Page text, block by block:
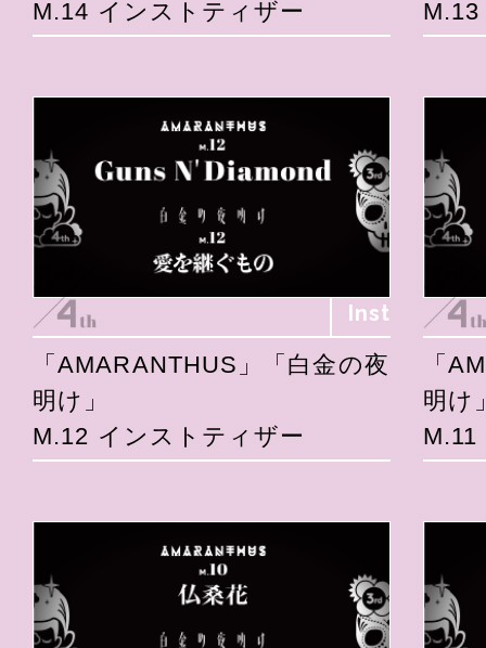
M.14 インストティザー
Inst
「AMARANTHUS」「白金の夜
明け」
M.12 インストティザー
「
明け